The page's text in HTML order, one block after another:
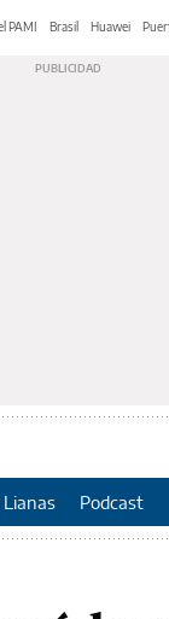
PAMI Brasil Huawei
Lianas Podcast